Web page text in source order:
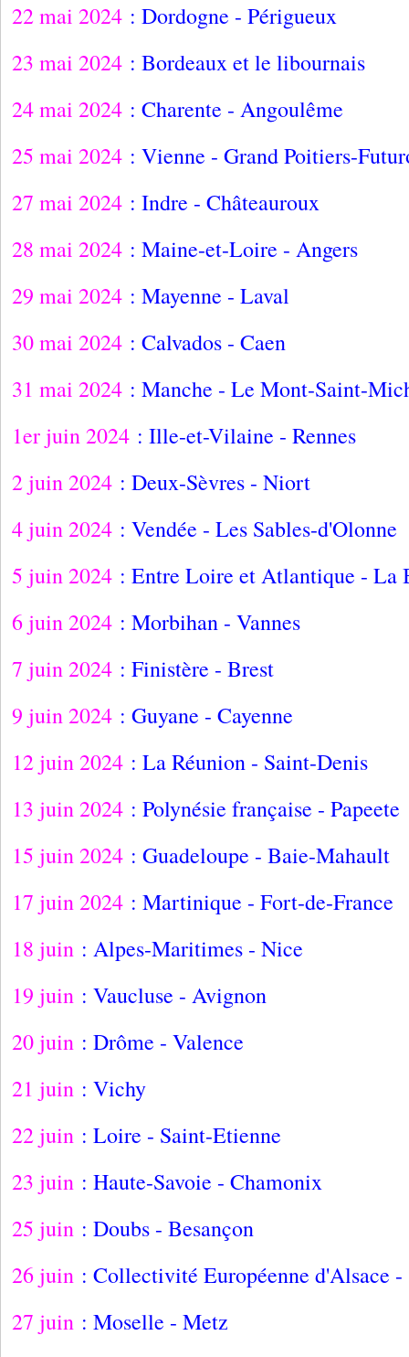
22 mai 2024 : Dordogne - Périgueux
23 mai 2024 : Bordeaux et le libournais
24 mai 2024 : Charente - Angoulême
25 mai 2024 : Vienne - Grand Poitiers-
27 mai 2024 : Indre - Châteauroux
28 mai 2024 : Maine-et-Loire - Angers
29 mai 2024 : Mayenne - Laval
30 mai 2024 : Calvados - Caen
31 mai 2024 : Manche - Le Mont-Saint-
1er juin 2024 : Ille-et-Vilaine - Rennes
2 juin 2024 : Deux-Sèvres - Niort
4 juin 2024 : Vendée - Les Sables-d'Olonne
5 juin 2024 : Entre Loire et Atlantique - La
6 juin 2024 : Morbihan - Vannes
7 juin 2024 : Finistère - Brest
9 juin 2024 : Guyane - Cayenne
12 juin 2024 : La Réunion - Saint-Denis
13 juin 2024 : Polynésie française - Papeete
15 juin 2024 : Guadeloupe - Baie-Mahault
17 juin 2024 : Martinique - Fort-de-France
18 juin : Alpes-Maritimes - Nice
19 juin : Vaucluse - Avignon
20 juin : Drôme - Valence
21 juin : Vichy
22 juin : Loire - Saint-Etienne
23 juin : Haute-Savoie - Chamonix
25 juin : Doubs - Besançon
26 juin : Collectivité Européenne d'Alsace -
27 juin : Moselle - Metz